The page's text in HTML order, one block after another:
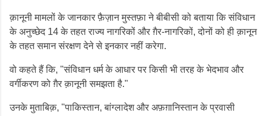
क़ानूनी मामलों के जानकार फ़ैज़ान मुस्तफ़ा ने बीबीसी को बताया कि संविधान
के अनुच्छेद 14 के तहत राज्य नागरिकों और ग़ैर-नागरिकों, दोनों को ही क़ानून
के तहत समान संरक्षण देने से इनकार नहीं करेगा.
वो कहते हैं कि, "संविधान धर्म के आधार पर किसी भी तरह के भेदभाव और
वर्गीकरण को ग़ैर क़ानूनी समझता है."
उनके मुताबिक़, "पाकिस्तान, बांग्लादेश और अफ़ग़ानिस्तान के प्रवासी